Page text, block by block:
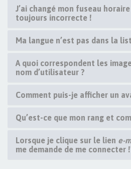
J’ai changé mon fuseau
toujours incorrecte !
Ma langue n’est pas dans la
A quoi correspondent les
nom d’utilisateur ?
Comment puis-je afficher un
Qu’est-ce que mon rang et
Lorsque je clique sur le lien e-
me demande de me connecter